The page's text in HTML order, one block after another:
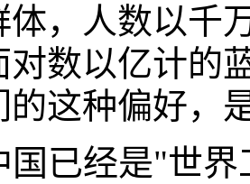
体，人数以千
对数以亿计的
的这种偏好，
已经是"世界